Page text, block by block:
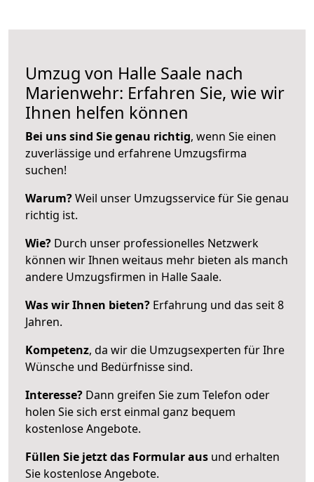
Umzug von Halle Saale nach
Marienwehr: Erfahren Sie, wie wir
Ihnen helfen können
Bei uns sind Sie genau richtig, wenn Sie einen
zuverlässige und erfahrene Umzugsfirma
suchen!
Warum?Weil unser Umzugsservice für Sie genau
richtig ist.
Wie? Durch unser professionelles Netzwerk
können wir Ihnen weitaus mehr bieten als manch
andere Umzugsfirmen in Halle Saale.
Was wir Ihnen bieten? Erfahrung und das seit 8
Jahren.
Kompetenz, da wir die Umzugsexperten für Ihre
Wünsche und Bedürfnisse sind.
Interesse? Dann greifen Sie zum Telefon oder
holen Sie sich erst einmal ganz bequem
kostenlose Angebote.
Füllen Sie jetzt das Formular aus und erhalten
Sie kostenlose Angebote.